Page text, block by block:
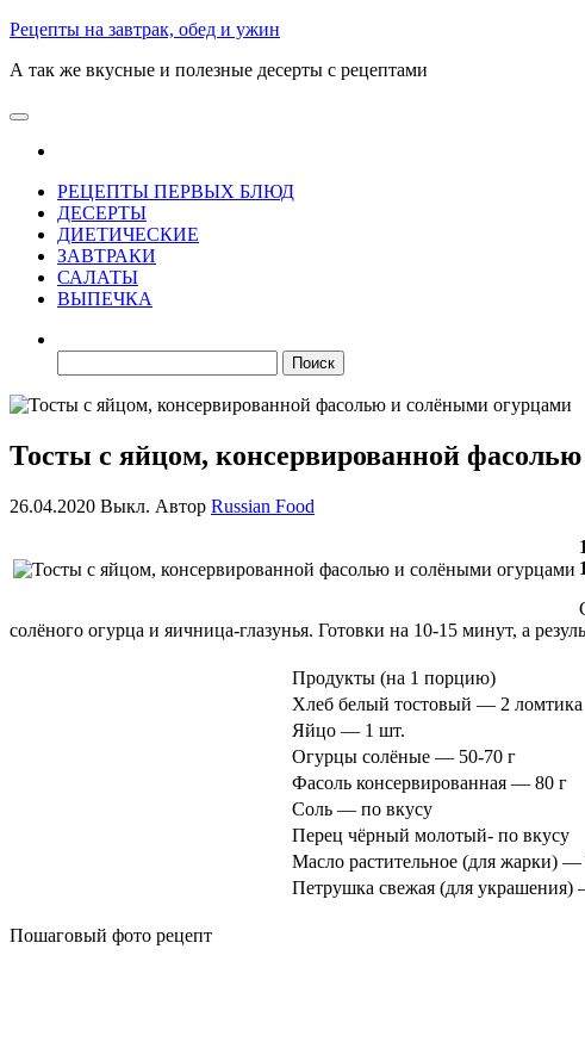
Skip
the
Рецепты на завтрак, обед и ужин
А так же вкусные и полезные десерты с рецептами
РЕЦЕПТЫ ПЕРВЫХ БЛЮД
ДЕСЕРТЫ
ДИЕТИЧЕСКИЕ
ЗАВТРАКИ
САЛАТЫ
ВЫПЕЧКА
Тосты с яйцом, консервированной
26.04.2020 Выкл. Автор Russian Food
1
солёного огурца и яичница-глазунья. Готовки на 10-15 минут, а
Продукты (на 1 порцию)
Хлеб белый тостовый — 2 ломтика
Яйцо — 1 шт.
Огурцы солёные — 50-70 г
Фасоль консервированная — 80 г
Соль — по вкусу
Перец чёрный молотый- по вкусу
Масло растительное (для жарки) —
Петрушка свежая (для украшения)
Пошаговый фото рецепт